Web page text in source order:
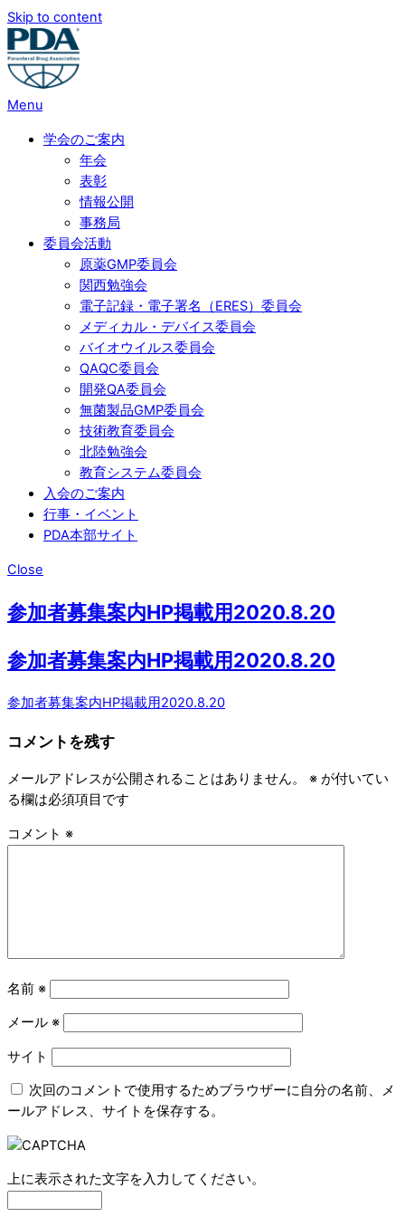
Skip to content
Menu
学会のご案内
年会
表彰
情報公開
事務局
委員会活動
原薬GMP委員会
関西勉強会
電子記録・電子署名（ERES）委員会
メディカル・デバイス委員会
バイオウイルス委員会
QAQC委員会
開発QA委員会
無菌製品GMP委員会
技術教育委員会
北陸勉強会
教育システム委員会
入会のご案内
行事・イベント
PDA本部サイト
Close
参加者募集案内HP掲載用2020.8.20
参加者募集案内HP掲載用2020.8.20
参加者募集案内HP掲載用2020.8.20
コメントを残す
メールアドレスが公開されることはありません。 ※ が付いてい
る欄は必須項目です
コメント ※
名前 ※
メール ※
サイト
次回のコメントで使用するためブラウザーに自分の名前、メ
ールアドレス、サイトを保存する。
上に表示された文字を入力してください。